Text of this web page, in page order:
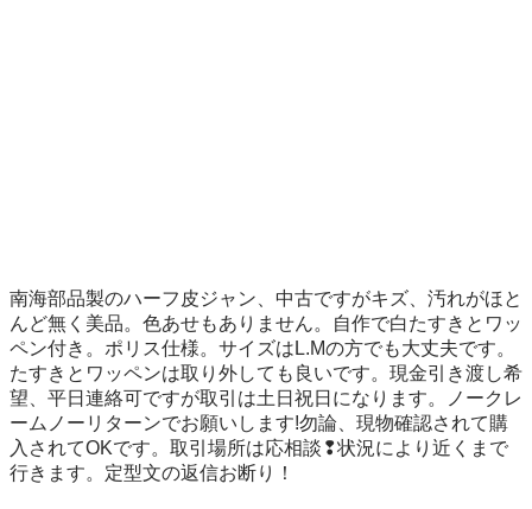
南海部品製のハーフ皮ジャン、中古ですがキズ、汚れがほと
んど無く美品。色あせもありません。自作で白たすきとワッ
ペン付き。ポリス仕様。サイズはL.Mの方でも大丈夫です。
たすきとワッペンは取り外しても良いです。現金引き渡し希
望、平日連絡可ですが取引は土日祝日になります。ノークレ
ームノーリターンでお願いします!勿論、現物確認されて購
入されてOKです。取引場所は応相談❢状況により近くまで
行きます。定型文の返信お断り！